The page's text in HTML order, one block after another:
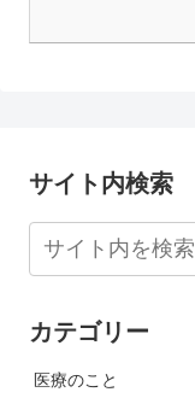
サイト内検索
カテゴリー
医療のこと